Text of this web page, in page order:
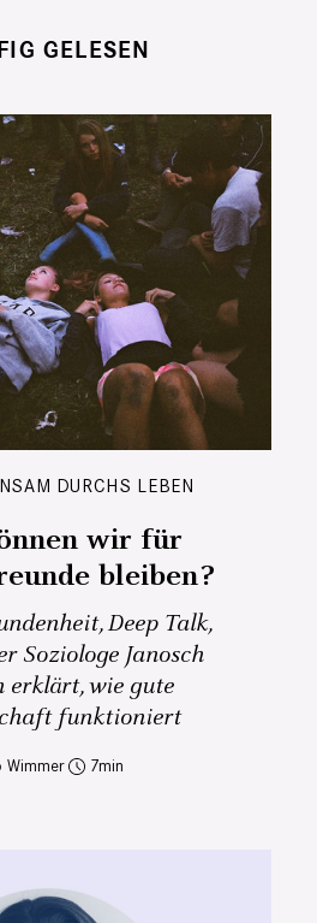
GELESEN
DURCHS LEBEN
wir für
bleiben?
Deep Talk,
Soziologe Janosch
erklärt, wie gute
funktioniert
Wimmer 7